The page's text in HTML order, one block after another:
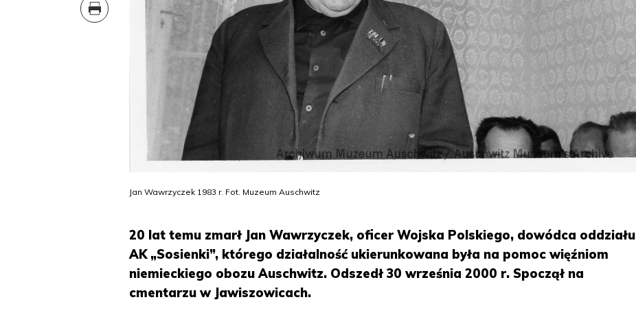
Jan Wawrzyczek 1983 r. Fot. Muzeum Auschwitz
20 lat temu zmarł Jan Wawrzyczek, oficer Wojska Polskiego, dowódca oddziału
AK „Sosienki”, którego działalność ukierunkowana była na pomoc więźniom
niemieckiego obozu Auschwitz. Odszedł 30 września 2000 r. Spoczął na
cmentarzu w Jawiszowicach.